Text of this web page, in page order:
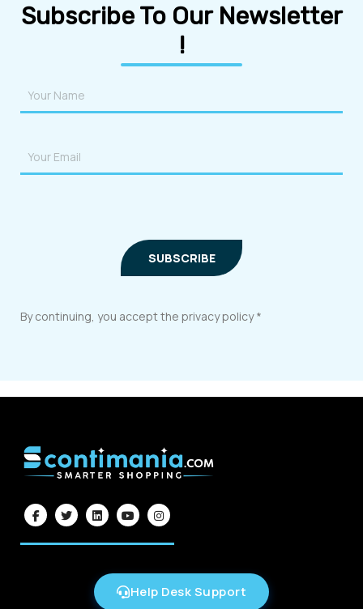
Subscribe To Our Newsletter
!
By continuing, you accept the privacy policy *
Help Desk Support